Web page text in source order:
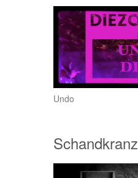
Undo
Schandkranz